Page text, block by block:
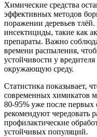
Химические средства
эффективных методов
поражении деревьев
инсектициды, такие как
препараты. Важно
времени распыления,
устойчивости у
окружающую среду.
Статистика показывает,
современных химикатов
80-95% уже после первых
рекомендуют чередовать
профилактические
устойчивых популяций.